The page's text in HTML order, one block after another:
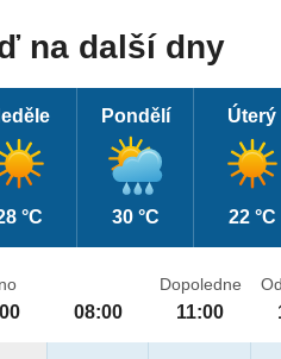
na další dny
°C
Pondělí
30 °C
Úterý
22 °C
08:00
Dopoledne
11:00